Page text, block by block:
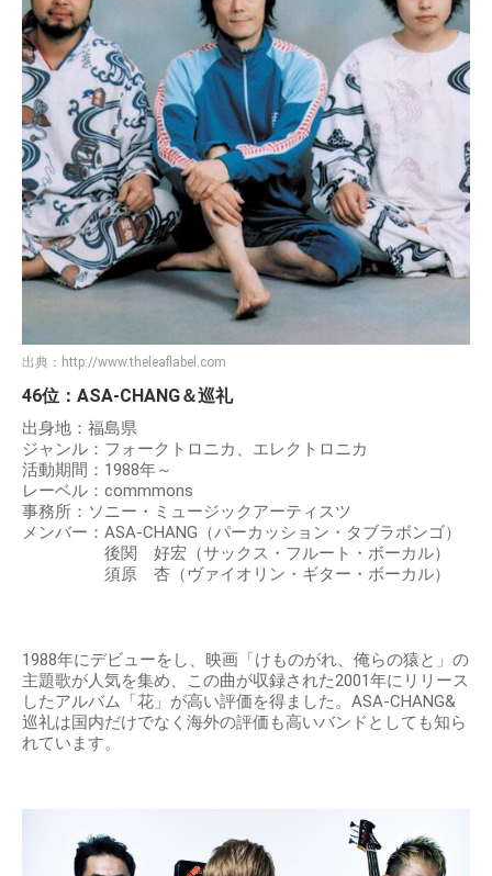
出典： http://www.theleaflabel.com
46位：ASA-CHANG＆巡礼
出身地：福島県
ジャンル：フォークトロニカ、エレクトロニカ
活動期間：1988年～
レーベル：commmons
事務所：ソニー・ミュージックアーティスツ
メンバー：ASA-CHANG（パーカッション・タブラボンゴ）
後関 好宏（サックス・フルート・ボーカル）
須原 杏（ヴァイオリン・ギター・ボーカル）
1988年にデビューをし、映画「けものがれ、俺らの猿と」の
主題歌が人気を集め、この曲が収録された2001年にリリース
したアルバム「花」が高い評価を得ました。ASA-CHANG&
巡礼は国内だけでなく海外の評価も高いバンドとしても知ら
れています。